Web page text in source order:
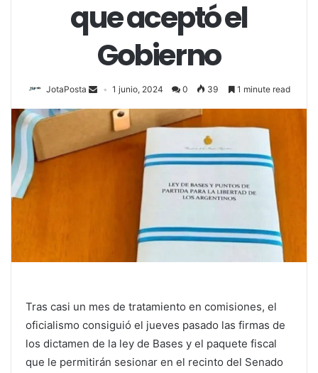
que aceptó el
Gobierno
JotaPosta 1 junio, 2024 0 39 1 minute read
Tras casi un mes de tratamiento en comisiones, el
oficialismo consiguió el jueves pasado las firmas de
los dictamen de la ley de Bases y el paquete fiscal
que le permitirán sesionar en el recinto del Senado